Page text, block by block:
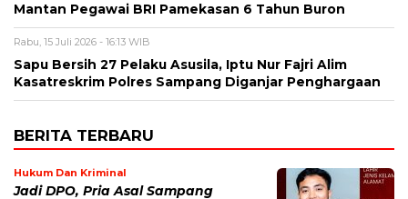
Mantan Pegawai BRI Pamekasan 6 Tahun Buron
Rabu, 15 Juli 2026 - 16:13 WIB
Sapu Bersih 27 Pelaku Asusila, Iptu Nur Fajri Alim
Kasatreskrim Polres Sampang Diganjar Penghargaan
BERITA TERBARU
Hukum Dan Kriminal
Jadi DPO, Pria Asal Sampang